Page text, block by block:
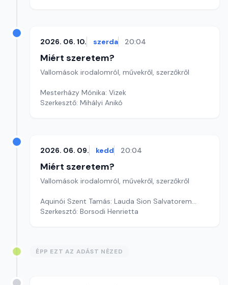
2026. 06. 10. szerda 20:04
Miért szeretem?
Vallomások irodalomról, művekről, szerzőkről
Mesterházy Mónika: Vizek
Szerkesztő: Mihályi Anikó
2026. 06. 09. kedd 20:04
Miért szeretem?
Vallomások irodalomról, művekről, szerzőkről
Aquinói Szent Tamás: Lauda Sion Salvatorem...
Szerkesztő: Borsodi Henrietta
ÉPP EZT AZ ADÁST NÉZED